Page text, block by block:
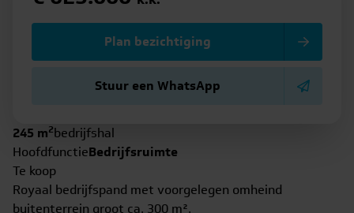
Plan bezichtiging
Stuur een WhatsApp
245 m2bedrijfshal
HoofdfunctieBedrijfsruimte
Te koop
Royaal bedrijfspand met voorgelegen omheind
buitenterrein groot ca. 300 m².